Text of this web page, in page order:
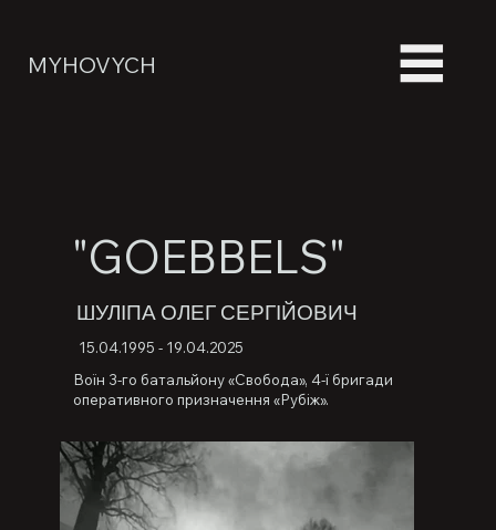
MYHOVYCH
"GOEBBELS"
ШУЛІПА ОЛЕГ СЕРГІЙОВИЧ
15.04.1995 - 19.04.2025
Воїн 3-го батальйону «Свобода», 4-ї бригади
оперативного призначення «Рубіж».